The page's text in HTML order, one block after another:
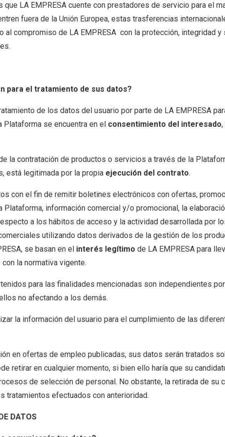
que LA EMPRESA cuente con prestadores de servicio para el
fuera de la Unión Europea, estas trasferencias
al compromiso de LA EMPRESA con la protección, integridad
para el tratamiento de sus datos?
de los datos del usuario por parte de LA EMPRESA
Plataforma se encuentra en el consentimiento del interesado
la contratación de productos o servicios a través de la
está legitimada por la propia ejecución del contrato.
con el fin de remitir boletines electrónicos con ofertas,
Plataforma, información comercial y/o promocional, la
a los hábitos de acceso y la actividad desarrollada por
utilizando datos derivados de la gestión de los
se basan en el interés legítimo de LA EMPRESA para
la normativa vigente.
para las finalidades mencionadas son independientes
no afectando a los demás.
la información del usuario para el cumplimiento de las
en ofertas de empleo publicadas, sus datos serán tratados
retirar en cualquier momento, si bien ello haría que su
de selección de personal. No obstante, la retirada de su
tratamientos efectuados con anterioridad.
DATOS